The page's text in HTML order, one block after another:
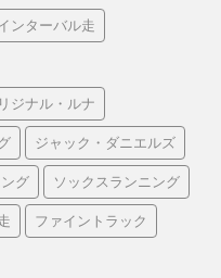
ンターバル走
ジナル・ルナ
ジャック・ダニエルズ
グ ソックスランニング
ファイントラック